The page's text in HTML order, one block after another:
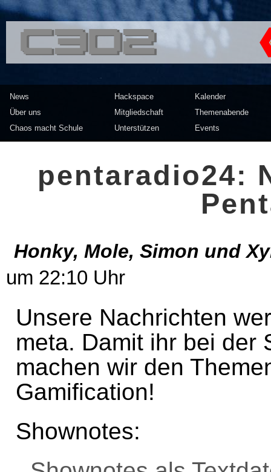
<<</>> Chaos Computer
News
Über uns
Chaos macht Schule
Hackspace
Mitgliedschaft
Unterstützen
Kalender
Themenabende
Events
pentaradio24:
Honky, Mole, Simon und
um 22:10 Uhr
Unsere Nachrichten
meta. Damit ihr bei der
machen wir den
Gamification!
Shownotes: